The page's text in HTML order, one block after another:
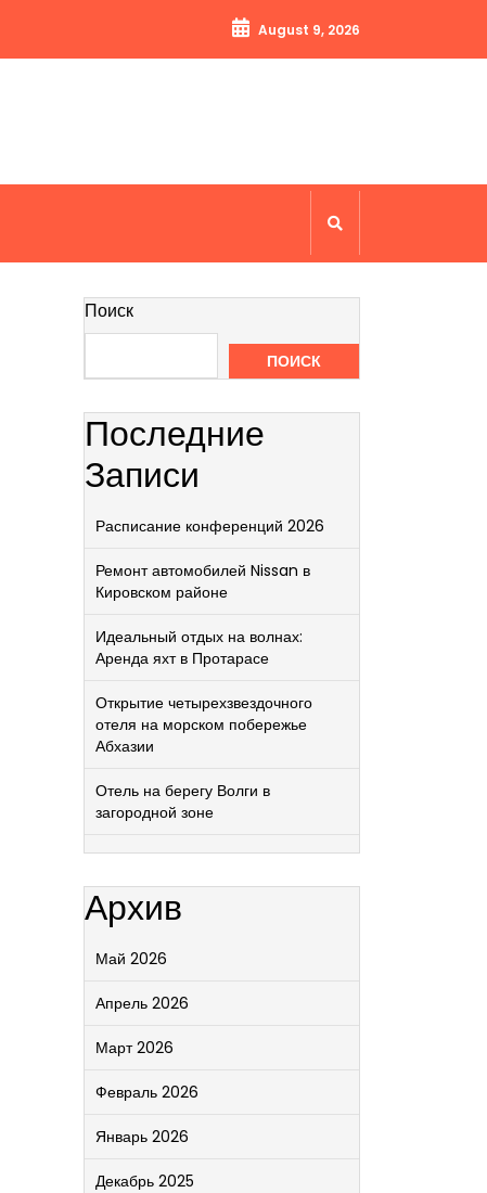
August 9, 2026
Поиск
ПОИСК
Последние
Записи
Расписание конференций 2026
Ремонт автомобилей Nissan в
Кировском районе
Идеальный отдых на волнах:
Аренда яхт в Протарасе
Открытие четырехзвездочного
отеля на морском побережье
Абхазии
Отель на берегу Волги в
загородной зоне
Архив
Май 2026
Апрель 2026
Март 2026
Февраль 2026
Январь 2026
Декабрь 2025